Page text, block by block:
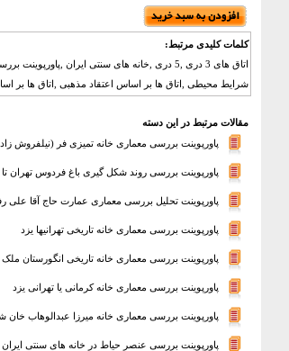
کلمات کلیدی مرتبط:
اتاق های 3 دری ,5 دری ,خانه های سنتی ایران
شرایط محیطی ,اتاق ها بر اساس اعتقاد مذهبی ,اتاق ها بر
مقالات مرتبط در این دسته
پاورپوینت بررسی معماری خانه تمیزی فر (نیلفروش
پاورپوینت بررسی روند شکل گیری باغ فردوس تهران
پاورپوینت تحلیل بررسی معماری عمارت حاج آقا علی
پاورپوینت بررسی معماری خانه تاریخی تهرانیها یزد
پاورپوینت بررسی معماری خانه تاریخی انگورستان
پاورپوینت بررسی معماری خانه کرمانی یا تهرانی یزد
پاورپوینت بررسی معماری خانه میرزا عبدالوهاب خان
پاورپوینت بررسی عنصر حیاط در خانه های سنتی ایران